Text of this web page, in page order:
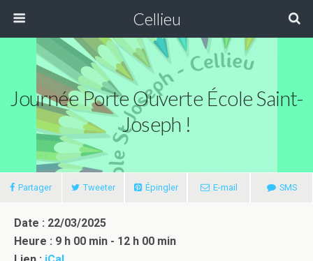
Cellieu
Journée Porte Ouverte École Saint-
Joseph !
Partager Tweeter Épingler E-mail SMS
Date : 22/03/2025
Heure : 9 h 00 min - 12 h 00 min